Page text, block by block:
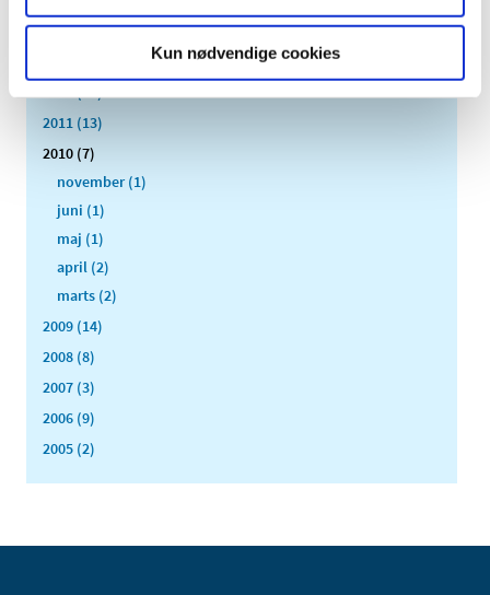
Kun nødvendige cookies
2014 (44)
2011 (13)
2010 (7)
november (1)
juni (1)
maj (1)
april (2)
marts (2)
2009 (14)
2008 (8)
2007 (3)
2006 (9)
2005 (2)